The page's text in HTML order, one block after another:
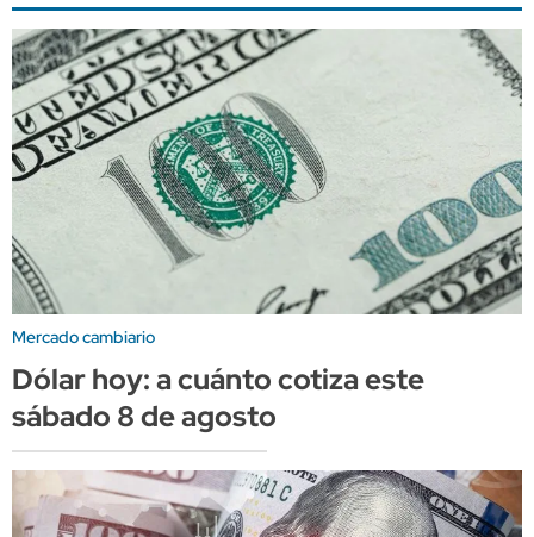
Mercado cambiario
Dólar hoy: a cuánto cotiza este
sábado 8 de agosto